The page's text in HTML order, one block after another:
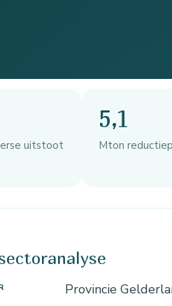
uitstoot
5,1
Mton
Provincie